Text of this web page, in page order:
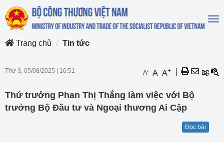
Trang chủ
Tin tức
Thứ 3, 05/08/2025 16:51 A- A A+
Thứ trưởng Phan Thị Thắng làm việc với Bộ
trưởng Bộ Đầu tư và Ngoại thương Ai Cập
Đọc bài